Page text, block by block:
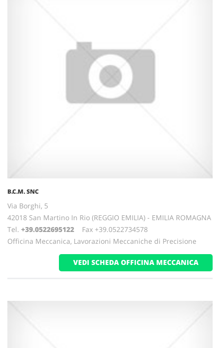
B.C.M. SNC
Via Borghi, 5
42018 San Martino In Rio (REGGIO EMILIA) - EMILIA ROMAGNA
Tel. +39.0522695122 Fax +39.0522734578
Officina Meccanica, Lavorazioni Meccaniche di Precisione
VEDI SCHEDA OFFICINA MECCANICA